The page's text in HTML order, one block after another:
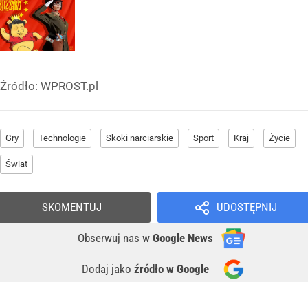
Źródło: WPROST.pl
Gry Technologie Skoki narciarskie Sport Kraj Życie
Świat
UDOSTĘPNIJ
Obserwuj nas w Google News
Dodaj jako źródło w Google
SKOMENTUJ